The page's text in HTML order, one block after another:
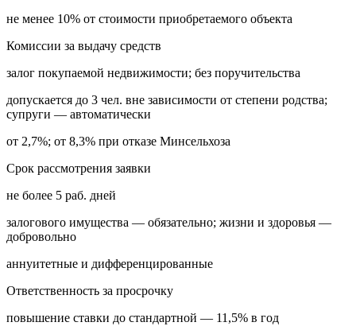
не менее 10% от стоимости приобретаемого объекта
Комиссии за выдачу средств
залог покупаемой недвижимости; без поручительства
допускается до 3 чел. вне зависимости от степени родства;
супруги — автоматически
от 2,7%; от 8,3% при отказе Минсельхоза
Срок рассмотрения заявки
не более 5 раб. дней
залогового имущества — обязательно; жизни и здоровья —
добровольно
аннуитетные и дифференцированные
Ответственность за просрочку
повышение ставки до стандартной — 11,5% в год